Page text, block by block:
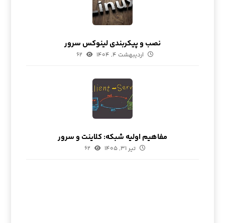
نصب و پیکربندی لینوکس سرور
اردیبهشت ۴, ۱۴۰۴ ۶۲
مفاهیم اولیه شبکه: کلاینت و سرور
تیر ۳۱, ۱۴۰۵ ۶۲